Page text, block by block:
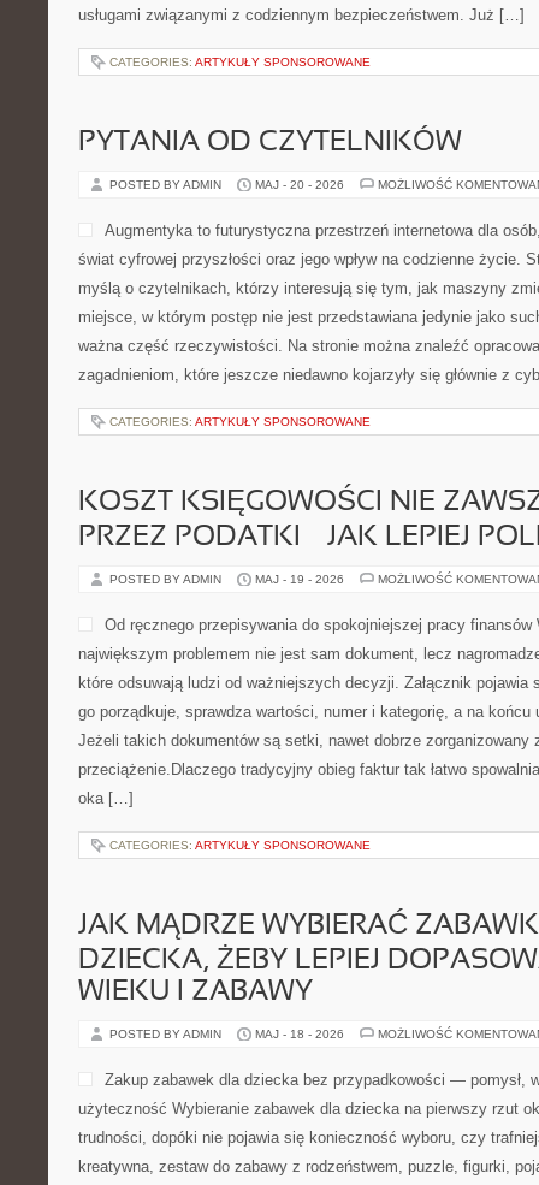
usługami związanymi z codziennym bezpieczeństwem. Już […]
CATEGORIES: ARTYKUŁY SPONSOROWANE
PYTANIA OD CZYTELNIKÓW
POSTED BY ADMIN MAJ - 20 - 2026 MOŻLIWOŚĆ
Augmentyka to futurystyczna przestrzeń internetowa dla
świat cyfrowej przyszłości oraz jego wpływ na codzienne życie.
myślą o czytelnikach, którzy interesują się tym, jak maszyny
miejsce, w którym postęp nie jest przedstawiana jedynie jako
ważna część rzeczywistości. Na stronie można znaleźć
zagadnieniom, które jeszcze niedawno kojarzyły się głównie z
CATEGORIES: ARTYKUŁY SPONSOROWANE
KOSZT KSIĘGOWOŚCI NIE
PRZEZ PODATKI — JAK LEPIEJ
POSTED BY ADMIN MAJ - 19 - 2026 MOŻLIWOŚĆ
Od ręcznego przepisywania do spokojniejszej pracy finansów
największym problemem nie jest sam dokument, lecz
które odsuwają ludzi od ważniejszych decyzji. Załącznik pojawia
go porządkuje, sprawdza wartości, numer i kategorię, a na końcu
Jeżeli takich dokumentów są setki, nawet dobrze zorganizowany
przeciążenie.Dlaczego tradycyjny obieg faktur tak łatwo
oka […]
CATEGORIES: ARTYKUŁY SPONSOROWANE
JAK MĄDRZE WYBIERAĆ
DZIECKA, ŻEBY LEPIEJ
WIEKU I ZABAWY
POSTED BY ADMIN MAJ - 18 - 2026 MOŻLIWOŚĆ
Zakup zabawek dla dziecka bez przypadkowości — pomysł,
użyteczność Wybieranie zabawek dla dziecka na pierwszy rzut
trudności, dopóki nie pojawia się konieczność wyboru, czy
kreatywna, zestaw do zabawy z rodzeństwem, puzzle, figurki,